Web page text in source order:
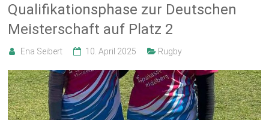
Qualifikationsphase zur Deutschen
Meisterschaft auf Platz 2
Ena Seibert 10. April 2025 Rugby